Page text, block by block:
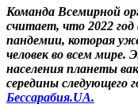
Команда Всемирной
считает, что 2022
пандемии, которая
человек во всем
населения планеты
середины следующего
Бессарабия.UA.